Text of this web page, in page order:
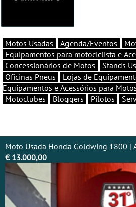
Motos Usadas Agenda/Eventos
Equipamentos para motociclista e
Concessionários de Motos
Stands
Oficinas Pneus
Lojas de
Equipamentos e Acessórios para
Motoclubes
Bloggers Pilotos
Moto Usada Honda Goldwing 1800 |
€ 13.000,00